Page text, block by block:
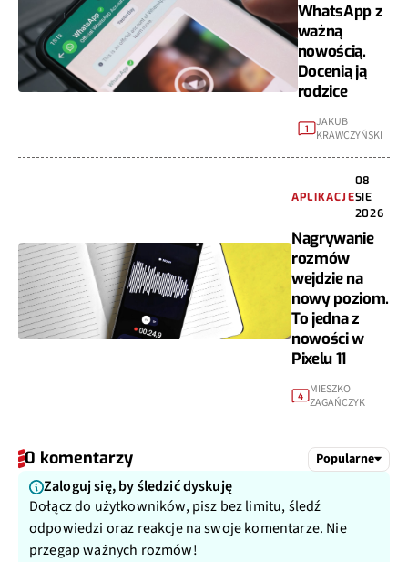
WhatsApp z
ważną
nowością.
Docenią ją
rodzice
1
JAKUB
KRAWCZYŃSKI
APLIKACJE
08
SIE
2026
Nagrywanie
rozmów
wejdzie na
nowy poziom.
To jedna z
nowości w
Pixelu 11
4 MIESZKO
ZAGAŃCZYK
0 komentarzy Popularne
Zaloguj się, by śledzić dyskuję
Dołącz do użytkowników, pisz bez limitu, śledź
odpowiedzi oraz reakcje na swoje komentarze. Nie
przegap ważnych rozmów!